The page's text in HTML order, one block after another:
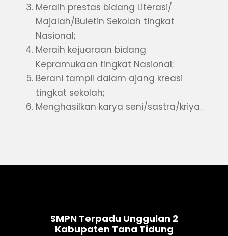
Meraih prestas bidang Literasi/
Majalah/Buletin Sekolah tingkat
Nasional;
Meraih kejuaraan bidang
Kepramukaan tingkat Nasional;
Berani tampil dalam ajang kreasi
tingkat sekolah;
Menghasilkan karya seni/sastra/kriya.
SMPN Terpadu Unggulan 2
Kabupaten Tana Tidung